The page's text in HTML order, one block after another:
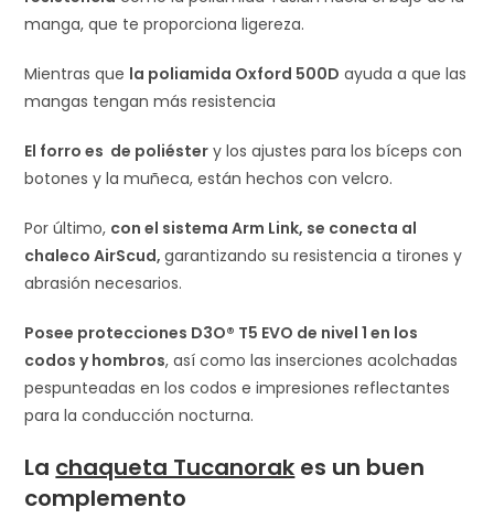
manga, que te proporciona ligereza.
Mientras que la poliamida Oxford 500D ayuda a que las
mangas tengan más resistencia
El forro es de poliéster y los ajustes para los bíceps con
botones y la muñeca, están hechos con velcro.
Por último, con el sistema Arm Link, se conecta al
chaleco AirScud,garantizando su resistencia a tirones y
abrasión necesarios.
Posee protecciones D3O® T5 EVO de nivel 1 en los
codos y hombros, así como las inserciones acolchadas
pespunteadas en los codos e impresiones reflectantes
para la conducción nocturna.
La chaqueta Tucanorak es un buen
complemento